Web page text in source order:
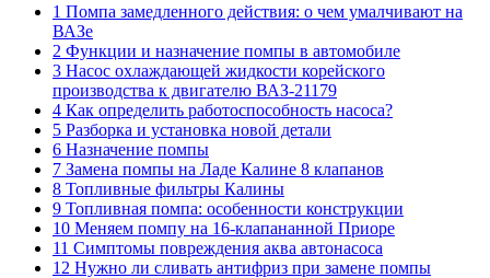
1 Помпа замедленного действия: о чем умалчивают на
ВАЗе
2 Функции и назначение помпы в автомобиле
3 Насос охлаждающей жидкости корейского
производства к двигателю ВАЗ-21179
4 Как определить работоспособность насоса?
5 Разборка и установка новой детали
6 Назначение помпы
7 Замена помпы на Ладе Калине 8 клапанов
8 Топливные фильтры Калины
9 Топливная помпа: особенности конструкции
10 Меняем помпу на 16-клапананной Приоре
11 Симптомы повреждения аква автонасоса
12 Нужно ли сливать антифриз при замене помпы